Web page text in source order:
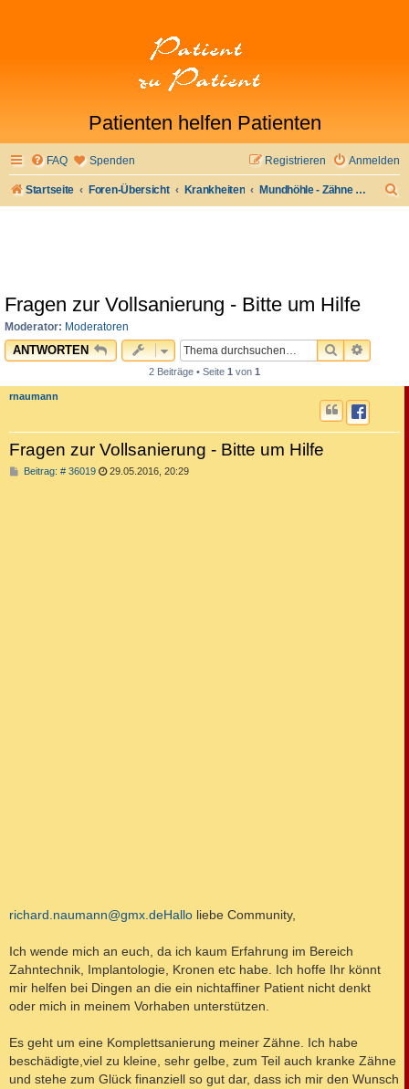
Patienten helfen Patienten
FAQ Spenden Anmelden
Registrieren
Startseite Foren-Übersicht Krankheiten Mundhöhle - Zähne - Zahnersatz
Fragen zur Vollsanierung - Bitte um Hilfe
Moderator: Moderatoren
ANTWORTEN SUCHE
2 Beiträge • Seite 1 von 1
rnaumann
Fragen zur Vollsanierung - Bitte um Hilfe
Beitrag: # 36019B 29.05.2016, 20:29
richard.naumann@gmx.deHallo liebe Community,
Ich wende mich an euch, da ich kaum Erfahrung im Bereich
Zahntechnik, Implantologie, Kronen etc habe. Ich hoffe Ihr könnt
mir helfen bei Dingen an die ein nichtaffiner Patient nicht denkt
oder mich in meinem Vorhaben unterstützen.
Es geht um eine Komplettsanierung meiner Zähne. Ich habe
beschädigte,viel zu kleine, sehr gelbe, zum Teil auch kranke Zähne
und stehe zum Glück finanziell so gut dar, dass ich mir den Wunsch